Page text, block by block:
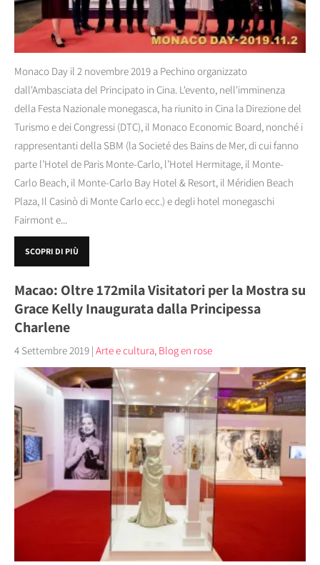
Monaco Day il 2 novembre 2019 a Pechino organizzato
dall'Ambasciata del Principato in Cina. L'evento, nell'imminenza
della Festa Nazionale monegasca, ha riunito in Cina la Direzione del
Turismo e dei Congressi (DTC), il Monaco Economic Board, nonché i
rappresentanti della SBM (la Societé des Bains de Mer, di cui fanno
parte l’Hotel de Paris Monte-Carlo, l’Hotel Hermitage, il Monte-
Carlo Beach, il Monte-Carlo Bay Hotel & Resort, il Méridien Beach
Plaza, Il Casinò di Monte Carlo ecc.) e degli hotel monegaschi
Fairmont e...
SCOPRI DI PIÙ
Macao: Oltre 172mila Visitatori per la Mostra su
Grace Kelly Inaugurata dalla Principessa
Charlene
4 Settembre 2019 | Arte e cultura, Blog en rose